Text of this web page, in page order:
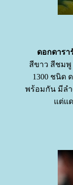
ดอกดารา
สีขาว สีชม
1300 ชนิด
พร้อมกัน มีล
ต่แด